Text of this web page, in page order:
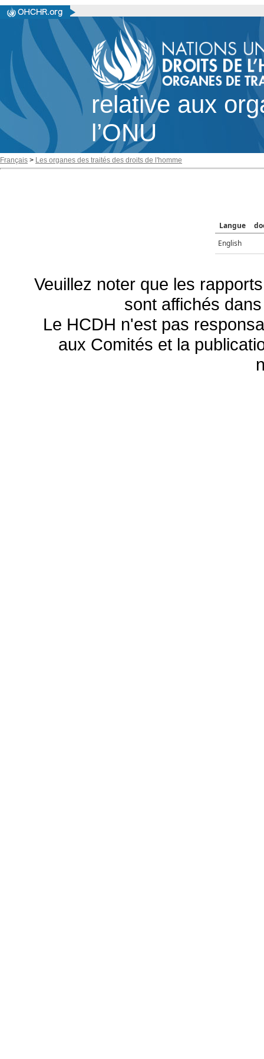
relative aux
l’ONU
Français > Les organes des traités des droits de l'homme
Langue
English
Veuillez noter que les
sont affichés
Le HCDH n'est pas
aux Comités et la